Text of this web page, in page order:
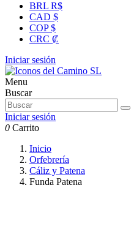
BRL R$
CAD $
COP $
CRC ₡
Iniciar sesión
Menu
Buscar
Iniciar sesión
0 Carrito
Inicio
Orfebrería
Cáliz y Patena
Funda Patena